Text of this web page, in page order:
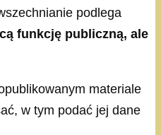
podlega
funkcję publiczną, ale
materiale
w tym podać jej dane